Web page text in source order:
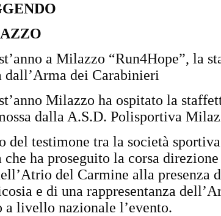
a Milazzo “Run4Hope”, la
dall’Arma dei Carabinieri
Milazzo ha ospitato la
dalla A.S.D. Polisportiva
del testimone tra la società
ha proseguito la corsa
del Carmine alla presenza
e di una rappresentanza
a livello nazionale l’evento.